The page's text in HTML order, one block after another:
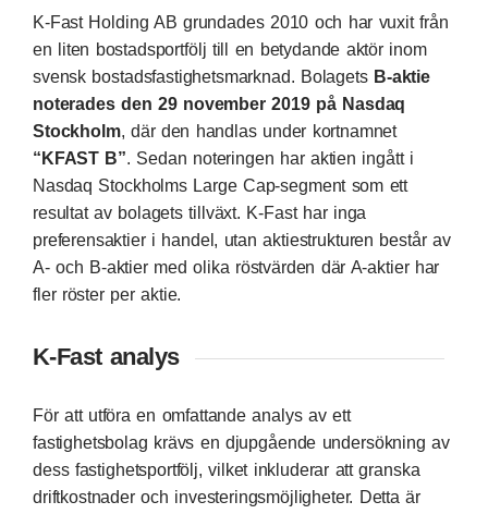
K‑Fast Holding AB grundades 2010 och har vuxit från
en liten bostadsportfölj till en betydande aktör inom
svensk bostadsfastighetsmarknad. Bolagets B‑aktie
noterades den 29 november 2019 på Nasdaq
Stockholm, där den handlas under kortnamnet
“KFAST B”. Sedan noteringen har aktien ingått i
Nasdaq Stockholms Large Cap‑segment som ett
resultat av bolagets tillväxt. K‑Fast har inga
preferensaktier i handel, utan aktiestrukturen består av
A‑ och B‑aktier med olika röstvärden där A‑aktier har
fler röster per aktie.
K-Fast analys
För att utföra en omfattande analys av ett
fastighetsbolag krävs en djupgående undersökning av
dess fastighetsportfölj, vilket inkluderar att granska
driftkostnader och investeringsmöjligheter. Detta är